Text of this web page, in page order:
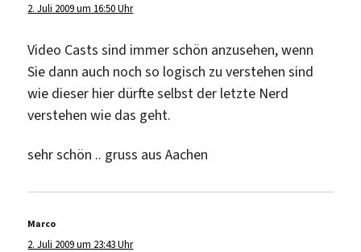
2. Juli 2009 um 16:50 Uhr
Video Casts sind immer schön anzusehen, wenn
Sie dann auch noch so logisch zu verstehen sind
wie dieser hier dürfte selbst der letzte Nerd
verstehen wie das geht.
sehr schön .. gruss aus Aachen
Marco
2. Juli 2009 um 23:43 Uhr